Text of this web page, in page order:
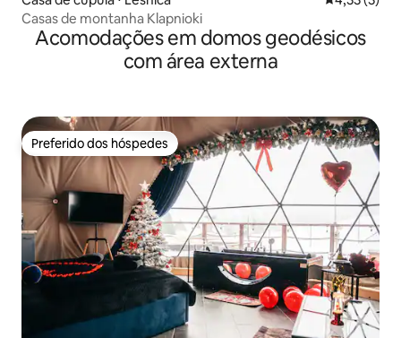
Casas de montanha Klapnioki
Acomodações em domos geodésicos
com área externa
Preferido dos hóspedes
Preferido dos hóspedes